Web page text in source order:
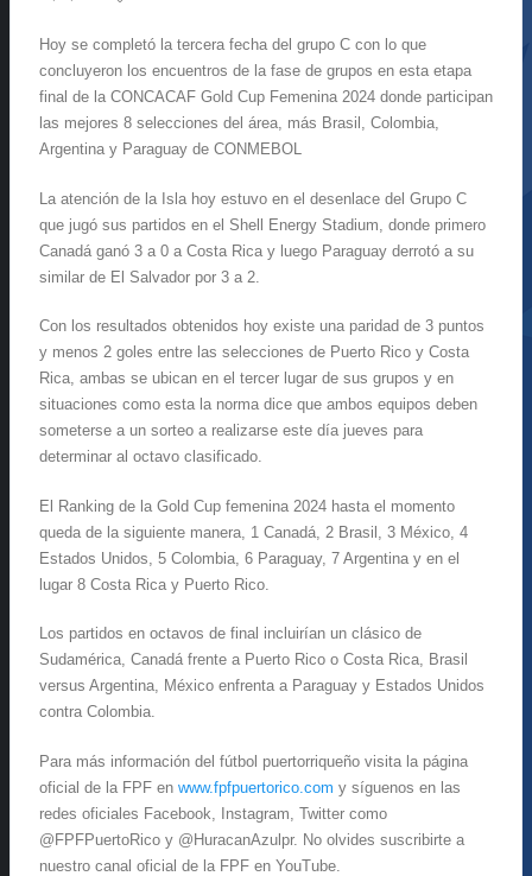
Hoy se completó la tercera fecha del grupo C con lo que
concluyeron los encuentros de la fase de grupos en esta etapa
final de la CONCACAF Gold Cup Femenina 2024 donde participan
las mejores 8 selecciones del área, más Brasil, Colombia,
Argentina y Paraguay de CONMEBOL
La atención de la Isla hoy estuvo en el desenlace del Grupo C
que jugó sus partidos en el Shell Energy Stadium, donde primero
Canadá ganó 3 a 0 a Costa Rica y luego Paraguay derrotó a su
similar de El Salvador por 3 a 2.
Con los resultados obtenidos hoy existe una paridad de 3 puntos
y menos 2 goles entre las selecciones de Puerto Rico y Costa
Rica, ambas se ubican en el tercer lugar de sus grupos y en
situaciones como esta la norma dice que ambos equipos deben
someterse a un sorteo a realizarse este día jueves para
determinar al octavo clasificado.
El Ranking de la Gold Cup femenina 2024 hasta el momento
queda de la siguiente manera, 1 Canadá, 2 Brasil, 3 México, 4
Estados Unidos, 5 Colombia, 6 Paraguay, 7 Argentina y en el
lugar 8 Costa Rica y Puerto Rico.
Los partidos en octavos de final incluirían un clásico de
Sudamérica, Canadá frente a Puerto Rico o Costa Rica, Brasil
versus Argentina, México enfrenta a Paraguay y Estados Unidos
contra Colombia.
Para más información del fútbol puertorriqueño visita la página
oficial de la FPF en www.fpfpuertorico.com y síguenos en las
redes oficiales Facebook, Instagram, Twitter como
@FPFPuertoRico y @HuracanAzulpr. No olvides suscribirte a
nuestro canal oficial de la FPF en YouTube.